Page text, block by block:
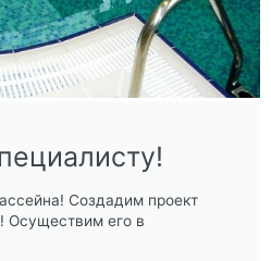
Создадим проект
Осуществим его в